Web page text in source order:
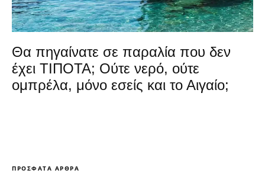
Θα πηγαίνατε σε παραλία που δεν
έχει ΤΙΠΟΤΑ; Ούτε νερό, ούτε
ομπρέλα, μόνο εσείς και το Αιγαίο;
ΠΡΌΣΦΑΤΑ ΆΡΘΡΑ